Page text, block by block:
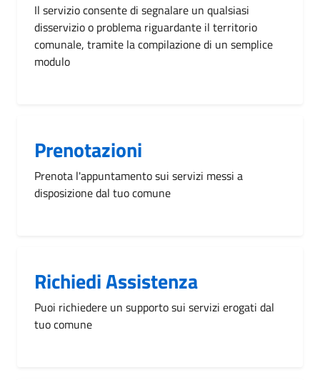
Il servizio consente di segnalare un qualsiasi
disservizio o problema riguardante il territorio
comunale, tramite la compilazione di un semplice
modulo
Prenotazioni
Prenota l'appuntamento sui servizi messi a
disposizione dal tuo comune
Richiedi Assistenza
Puoi richiedere un supporto sui servizi erogati dal
tuo comune